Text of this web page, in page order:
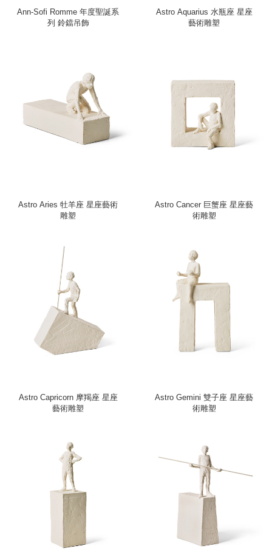
Ann-Sofi Romme 年度聖誕系
列 鈴鐺吊飾
Astro Aquarius 水瓶座 星座
藝術雕塑
Astro Aries 牡羊座 星座藝術
雕塑
Astro Cancer 巨蟹座 星座藝
術雕塑
Astro Capricorn 摩羯座 星座
藝術雕塑
Astro Gemini 雙子座 星座藝
術雕塑